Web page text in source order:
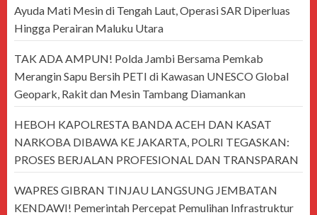
Ayuda Mati Mesin di Tengah Laut, Operasi SAR Diperluas
Hingga Perairan Maluku Utara
TAK ADA AMPUN! Polda Jambi Bersama Pemkab
Merangin Sapu Bersih PETI di Kawasan UNESCO Global
Geopark, Rakit dan Mesin Tambang Diamankan
HEBOH KAPOLRESTA BANDA ACEH DAN KASAT
NARKOBA DIBAWA KE JAKARTA, POLRI TEGASKAN:
PROSES BERJALAN PROFESIONAL DAN TRANSPARAN
WAPRES GIBRAN TINJAU LANGSUNG JEMBATAN
KENDAWI! Pemerintah Percepat Pemulihan Infrastruktur